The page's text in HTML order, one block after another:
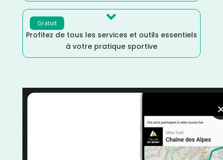
Gratuit 
Profitez de tous les services et outils essentiels
à votre pratique sportive
France
Distance Marathon/Distance
Dénivelé Moyen
Dénivelé
Montagne
Dénivelé Elevé /courses/
Alpes de Haute Provence